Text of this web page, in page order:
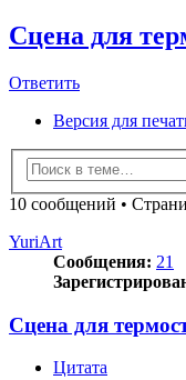
Сцена для
Ответить
Версия для
10 сообщений •
YuriArt
Сообщения: 21
Сцена для
Цитата